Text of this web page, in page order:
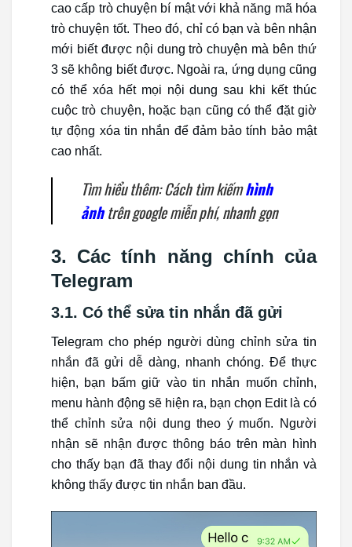
cao cấp trò chuyện bí mật với khả năng mã hóa
trò chuyện tốt. Theo đó, chỉ có bạn và bên nhận
mới biết được nội dung trò chuyện mà bên thứ
3 sẽ không biết được. Ngoài ra, ứng dụng cũng
có thể xóa hết mọi nội dung sau khi kết thúc
cuộc trò chuyện, hoặc bạn cũng có thể đặt giờ
tự động xóa tin nhắn để đảm bảo tính bảo mật
cao nhất.
Tìm hiểu thêm: Cách tìm kiếmhình
ảnhtrên google miễn phí, nhanh gọn
3. Các tính năng chính của
Telegram
3.1. Có thể sửa tin nhắn đã gửi
Telegram cho phép người dùng chỉnh sửa tin
nhắn đã gửi dễ dàng, nhanh chóng. Để thực
hiện, bạn bấm giữ vào tin nhắn muốn chỉnh,
menu hành động sẽ hiện ra, bạn chọn Edit là có
thể chỉnh sửa nội dung theo ý muốn. Người
nhận sẽ nhận được thông báo trên màn hình
cho thấy bạn đã thay đổi nội dung tin nhắn và
không thấy được tin nhắn ban đầu.